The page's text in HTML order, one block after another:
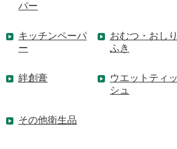
パー
キッチンペーパ
ー
おむつ・おしり
ふき
絆創膏
ウエットティッ
シュ
その他衛生品